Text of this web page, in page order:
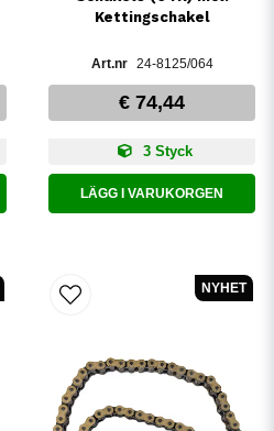
Kettingschakel
24-8125/064
€ 74,44
3 Styck
LÄGG I VARUKORGEN
NYHET